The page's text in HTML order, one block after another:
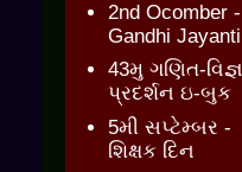
2nd Ocomber -
Gandhi Jayanti
43મુ ગણિત-
પ્રદર્શન ઇ-બુક
5મી સપ્ટેમ્બર -
શિક્ષક દિન